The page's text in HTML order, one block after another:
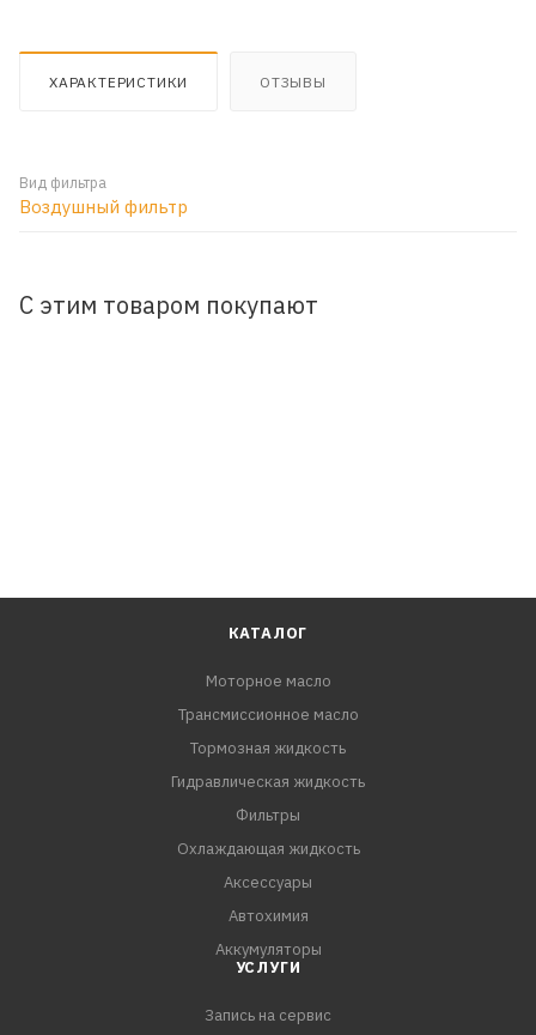
ХАРАКТЕРИСТИКИ ОТЗЫВЫ
Вид фильтра
Воздушный фильтр
С этим товаром покупают
КАТАЛОГ
Моторное масло
Трансмиссионное масло
Тормозная жидкость
Гидравлическая жидкость
Фильтры
Охлаждающая жидкость
Аксессуары
Автохимия
Аккумуляторы
УСЛУГИ
Запись на сервис